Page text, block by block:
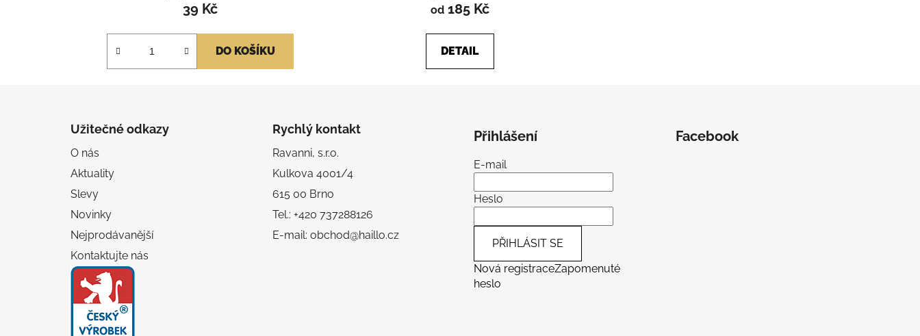
je
39 Kč
DO KOŠÍKU
je
z
od185 Kč
DETAIL
Užitečné odkazy
O nás
Aktuality
Slevy
Novinky
Nejprodávanější
Kontaktujte nás
Rychlý kontakt
Ravanni, s.r.o.
Kulkova 4001/4
615 00 Brno
Tel.: +420 737288126
E-mail: obchod@haillo.cz
Přihlášení
E-mail
Heslo
PŘIHLÁSIT SE
Nová registraceZapomenuté
heslo
Facebook